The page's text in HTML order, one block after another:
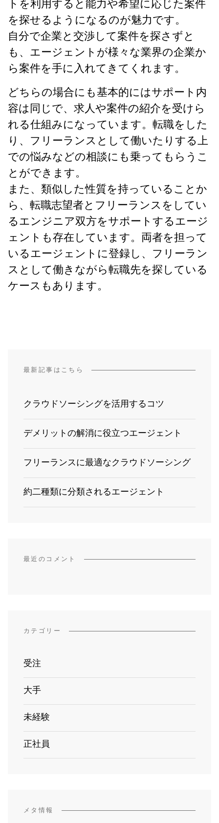
トを利用すると能力や希望に応じた案件
を探せるようになるのが魅力です。
自分で企業と交渉して案件を探さずと
も、エージェントが様々な業界の企業か
ら案件を手に入れてきてくれます。
どちらの場合にも基本的にはサポート内
容は同じで、求人や案件の紹介を受けら
れる仕組みになっています。転職をした
り、フリーランスとして働いたりする上
での悩みなどの相談にも乗ってもらうこ
とができます。
また、類似した性質を持っていることか
ら、転職志望者とフリーランスをしてい
るエンジニア双方をサポートするエージ
ェントも存在しています。両者を担って
いるエージェントに登録し、フリーラン
スとして働きながら転職先を探している
ケースもあります。
最新記事はこちら
クラウドソーシングを活用するコツ
デメリットの解消に役立つエージェント
フリーランスに最適なクラウドソーシング
約二種類に分類されるエージェント
最近のコメント
カテゴリー
受注
大手
未経験
正社員
メタ情報